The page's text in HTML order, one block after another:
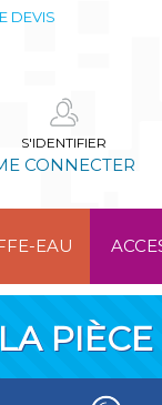
DEVIS
S'IDENTIFIER
CONNECTER
EAU
PIÈCE